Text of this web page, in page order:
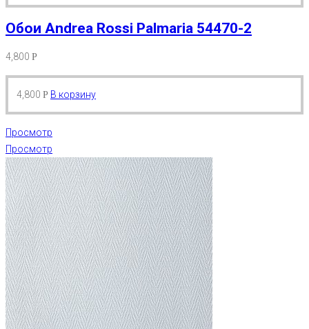
Обои Andrea Rossi Palmaria 54470-2
4,800 Р
4,800 Р В корзину
Просмотр
Просмотр